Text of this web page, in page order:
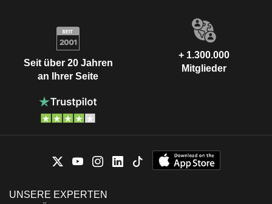
Seit über 20 Jahren
an Ihrer Seite
+ 1.300.000
Mitglieder
UNSERE EXPERTEN